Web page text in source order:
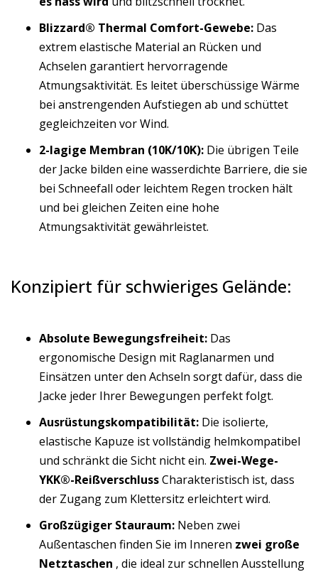
Blizzard® Thermal Comfort-Gewebe: Das
extrem elastische Material an Rücken und
Achselen garantiert hervorragende
Atmungsaktivität. Es leitet überschüssige Wärme
bei anstrengenden Aufstiegen ab und schüttet
gegleichzeiten vor Wind.
2-lagige Membran (10K/10K): Die übrigen Teile
der Jacke bilden eine wasserdichte Barriere, die sie
bei Schneefall oder leichtem Regen trocken hält
und bei gleichen Zeiten eine hohe
Atmungsaktivität gewährleistet.
Konzipiert für schwieriges Gelände:
Absolute Bewegungsfreiheit: Das
ergonomische Design mit Raglanarmen und
Einsätzen unter den Achseln sorgt dafür, dass die
Jacke jeder Ihrer Bewegungen perfekt folgt.
Ausrüstungskompatibilität: Die isolierte,
elastische Kapuze ist vollständig helmkompatibel
und schränkt die Sicht nicht ein. Zwei-Wege-
YKK®-ReißverschlussCharakteristisch ist, dass
der Zugang zum Klettersitz erleichtert wird.
Großzügiger Stauraum: Neben zwei
Außentaschen finden Sie im Inneren zwei große
Netztaschen , die ideal zur schnellen Ausstellung